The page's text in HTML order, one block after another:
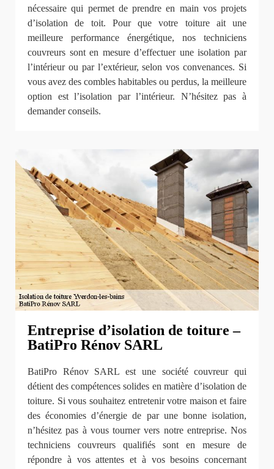
nécessaire qui permet de prendre en main vos projets
d’isolation de toit. Pour que votre toiture ait une
meilleure performance énergétique, nos techniciens
couvreurs sont en mesure d’effectuer une isolation par
l’intérieur ou par l’extérieur, selon vos convenances. Si
vous avez des combles habitables ou perdus, la meilleure
option est l’isolation par l’intérieur. N’hésitez pas à
demander conseils.
Entreprise d’isolation de toiture –
BatiPro Rénov SARL
BatiPro Rénov SARL est une société couvreur qui
détient des compétences solides en matière d’isolation de
toiture. Si vous souhaitez entretenir votre maison et faire
des économies d’énergie de par une bonne isolation,
n’hésitez pas à vous tourner vers notre entreprise. Nos
techniciens couvreurs qualifiés sont en mesure de
répondre à vos attentes et à vos besoins concernant